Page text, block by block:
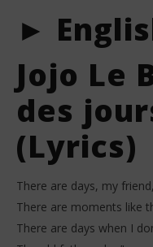
►
Jojo Le
des
(Lyrics)
There are days, my
There are moments like
There are days when I